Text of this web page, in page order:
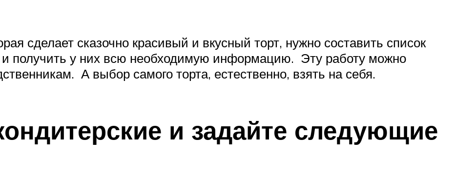
сделает сказочно красивый и вкусный торт, нужно составить список
и получить у них всю необходимую информацию. Эту работу можно
А выбор самого торта, естественно, взять на себя.
и задайте следующие